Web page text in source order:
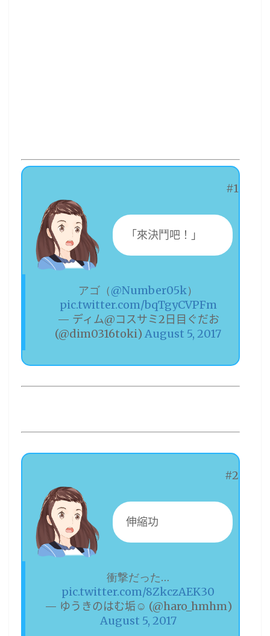
#1
「來決鬥吧！」
アゴ（@Number05k）
pic.twitter.com/bqTgyCVPFm
— ディム@コスサミ2日目ぐだお
(@dim0316toki) August 5, 2017
#2
伸縮功
衝撃だった…
pic.twitter.com/8ZkczAEK30
— ゆうきのはむ垢☺︎ (@haro_hmhm)
August 5, 2017